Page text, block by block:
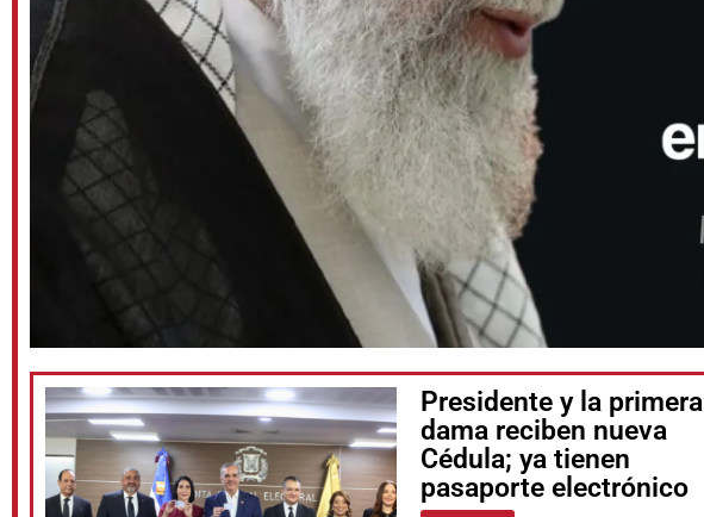
Presidente y la primera
dama reciben nueva
Cédula; ya tienen
pasaporte electrónico